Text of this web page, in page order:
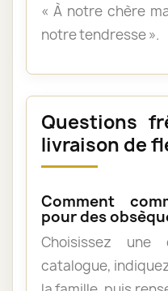
« À notre chère
notre tendresse ».
Questions
livraison de
Comment
pour des
Choisissez une
catalogue,